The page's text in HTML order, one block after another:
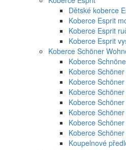
Dětské koberce
Koberce Esprit
Koberce Esprit
Koberce Esprit
Koberce Schöner
Koberce
Koberce
Koberce
Koberce
Koberce
Koberce
Koberce
Koberce
Koupelnové